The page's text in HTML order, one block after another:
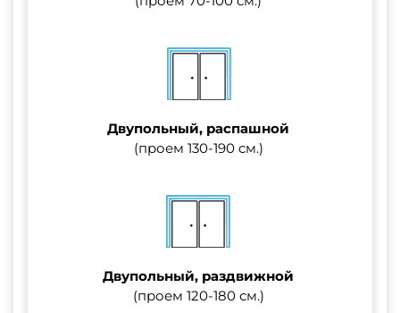
Двупольный, распашной
(проем 130-190 см.)
Двупольный, раздвижной
(проем 120-180 см.)